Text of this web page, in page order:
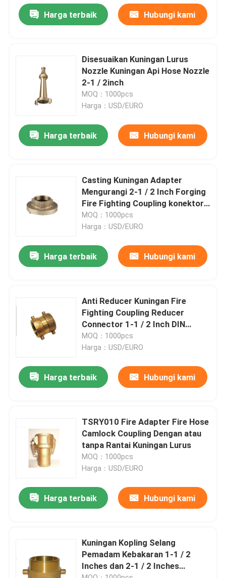
Produk
Tur Pabrik
Hubungi kami
Permintaan Penawaran
Kuningan pengecoran perunggu
Meteran Air Kuningan
Harga terbaik Hubungi kami
Disesuaikan Kuningan Lurus
Nozzle Kuningan Api Hose Nozzle
2-1 / 2inch
MOQ：1000pcs
Harga：USD/EURO
Harga terbaik Hubungi kami
Casting Kuningan Adapter
Mengurangi 2-1 / 2 Inch Forging
Fire Fighting Coupling konektor
CW617N DIN Standard
MOQ：1000pcs
Harga：USD/EURO
Harga terbaik Hubungi kami
Anti Reducer Kuningan Fire
Fighting Coupling Reducer
Connector 1-1 / 2 Inch DIN
CW614N standar
MOQ：1000pcs
Harga：USD/EURO
Harga terbaik Hubungi kami
TSRY010 Fire Adapter Fire Hose
Camlock Coupling Dengan atau
tanpa Rantai Kuningan Lurus
MOQ：1000pcs
Harga：USD/EURO
Harga terbaik Hubungi kami
Kuningan Kopling Selang
Pemadam Kebakaran 1-1 / 2
Inches dan 2-1 / 2 Inches